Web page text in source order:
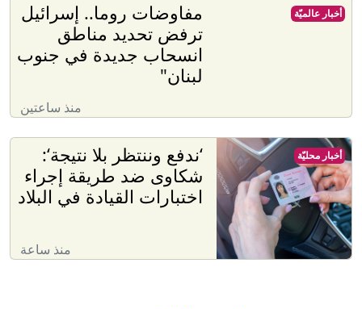
مفاوضات روما.. إسرائيل
ترفض تحديد مناطق
انسحاب جديدة في جنوب
لبنان"
منذ ساعتين
أخبار عالميّة
‘ندفع وننتظر بلا نتيجة‘:
شكاوى ضد طريقة إجراء
اختبارات القيادة في البلاد
منذ ساعة
أخبار محليّة